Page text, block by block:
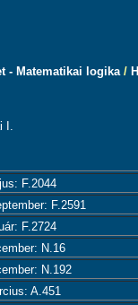
- Matematikai logika/
I.
F.2044
F.2591
F.2724
N.16
N.192
A.451